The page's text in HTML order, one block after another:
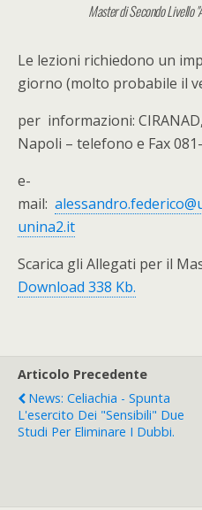
Master di Secondo Livello
Le lezioni richiedono un
giorno (molto probabile il
per informazioni:
Napoli – telefono e Fax
e-
mail:
unina2.it
Scarica gli Allegati per il
Download 338 Kb.
Articolo Precedente
News: Celiachia - Spunta
L'esercito Dei "sensibili" Due
Studi Per Eliminare I Dubbi.